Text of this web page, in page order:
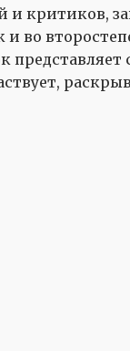
и критиков,
во